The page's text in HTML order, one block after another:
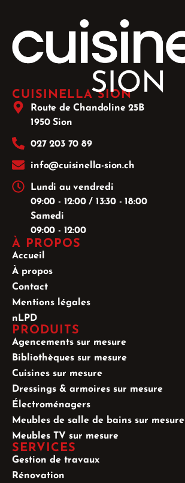
CUISINELLA SION
Route de Chandoline 25B
1950 Sion
027 203 70 89
info@cuisinella-sion.ch
Lundi au vendredi
09:00 - 12:00 / 13:30 - 18:00
Samedi
09:00 - 12:00
À PROPOS
Accueil
À propos
Contact
Mentions légales
nLPD
PRODUITS
Agencements sur mesure
Bibliothèques sur mesure
Cuisines sur mesure
Dressings & armoires sur mesure
Électroménagers
Meubles de salle de bains sur mesure
Meubles TV sur mesure
SERVICES
Gestion de travaux
Rénovation